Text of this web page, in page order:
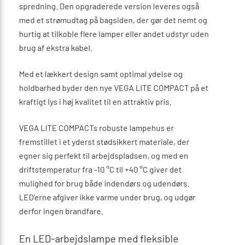
spredning. Den opgraderede version leveres også
med et strømudtag på bagsiden, der gør det nemt og
hurtig at tilkoble flere lamper eller andet udstyr uden
brug af ekstra kabel.
Med et lækkert design samt optimal ydelse og
holdbarhed byder den nye VEGA LITE COMPACT på et
kraftigt lys i høj kvalitet til en attraktiv pris.
VEGA LITE COMPACTs robuste lampehus er
fremstillet i et yderst stødsikkert materiale, der
egner sig perfekt til arbejdspladsen, og med en
driftstemperatur fra -10 °C til +40 °C giver det
mulighed for brug både indendørs og udendørs.
LED’erne afgiver ikke varme under brug, og udgør
derfor ingen brandfare.
En LED-arbejdslampe med fleksible